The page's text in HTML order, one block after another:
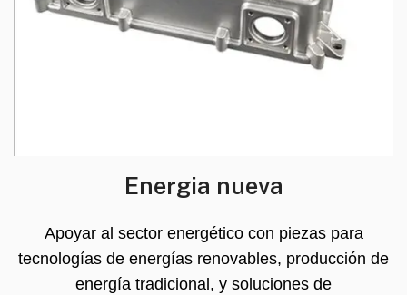
Energia nueva
Apoyar al sector energético con piezas para
tecnologías de energías renovables, producción de
energía tradicional, y soluciones de